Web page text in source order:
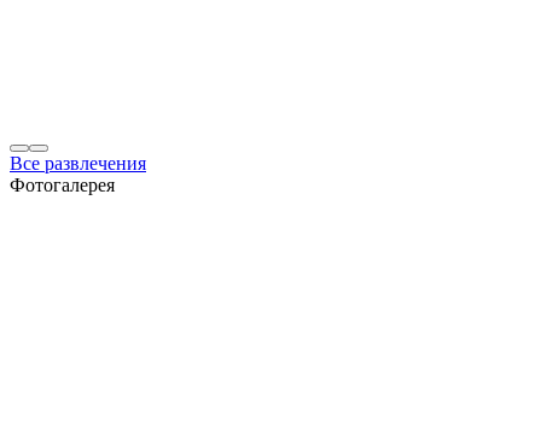
Все развлечения
Фотогалерея